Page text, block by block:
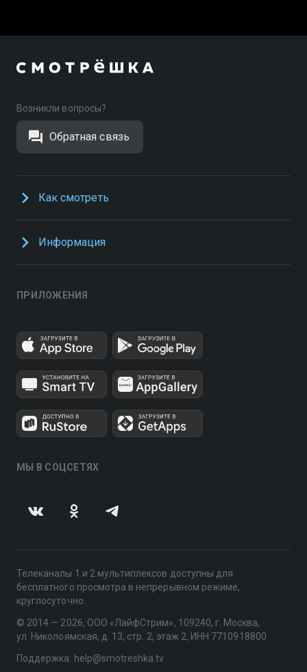
Возникли вопросы?
Обратная связь
Как смотреть
Информация
ПРИЛОЖЕНИЯ
МЫ В СОЦСЕТЯХ
Телеканалы 1 и 2 мультиплексов доступны для
бесплатного просмотра в непрерывном режиме,
круглосуточно.
© 2014 — 2026, ООО «ЛайфСтрим», 109240, г. Москва,
ул. Николоямская, д. 13, стр. 2, этаж 2, ИНН 7710918800
Поддержка: help@smotreshka.tv